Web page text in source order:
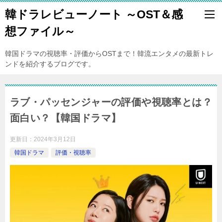
韓ドラレビューノート ～OST＆感
想ファイル～
韓国ドラマの視聴率・評価からOSTまで！韓流エンタメの最新トレ
ンドを紹介するブログです。
ラブ・パッセンジャーの評価や視聴率とは？
面白い？【韓国ドラマ】
更新日： 2024年3月12日
韓国ドラマ
評価・視聴率